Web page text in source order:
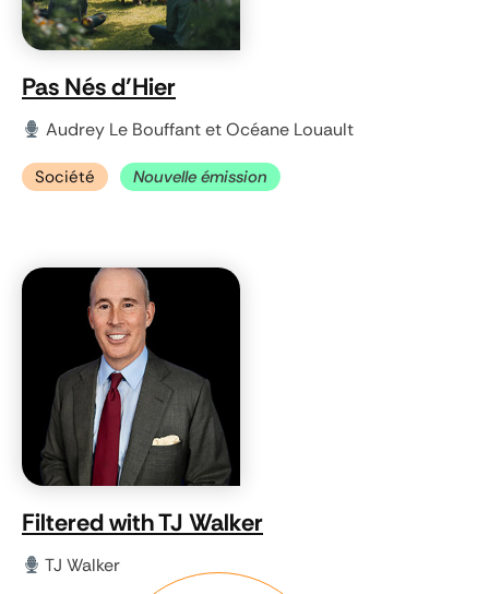
Pas Nés d’Hier
Audrey Le Bouffant et Océane Louault
Société Nouvelle émission
Filtered with TJ Walker
TJ Walker